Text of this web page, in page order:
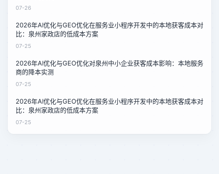
07-26
2026年AI优化与GEO优化在服务业小程序开发中的本地获客成本对
比：泉州家政店的低成本方案
07-25
2026年AI优化与GEO优化对泉州中小企业获客成本影响：本地服务
商的降本实测
07-25
2026年AI优化与GEO优化在服务业小程序开发中的本地获客成本对
比：泉州家政店的低成本方案
07-25